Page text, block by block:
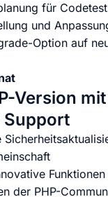
für
und
Option auf
Version mit
Funktionen
der PHP-